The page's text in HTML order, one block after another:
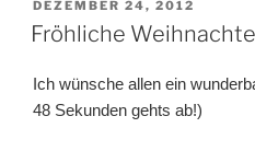
VERÖFFENTLICHT
AM
DEZEMBER 24, 2012
Fröhliche
Ich wünsche allen ein
48 Sekunden gehts ab!)